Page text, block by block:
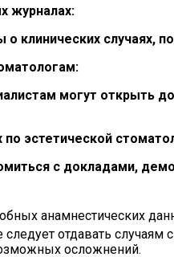
журналах:
клинических случаях,
могут открыть
эстетической
с докладами,
анамнестических
следует отдавать
осложнений.